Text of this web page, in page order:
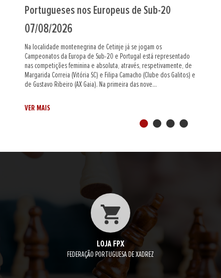
Indiano Al Muthaiah foi o “farol” em Leça
06/08/2026
O mestre internacional indiano Al Muthaiah (Assembleia Figueirense)
foi o grande vencedor do Leça Chess Open, a primeira prova do
circuito Portugal Chess Tour de 2026/27. Num torneio
supercompetitivo e equilibrado nos primeiros tabuleiros, Al
Muthaiah, cotado com 2442 pontos Elo, beneficiou de um melhor
VER MAIS
LOJA FPX
FEDERAÇÃO PORTUGUESA DE XADREZ